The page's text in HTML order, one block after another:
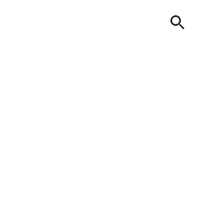
Skip to navigation